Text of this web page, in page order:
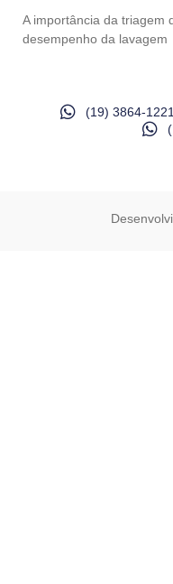
A importância da triagem
desempenho da lavagem
(19) 3864-1221